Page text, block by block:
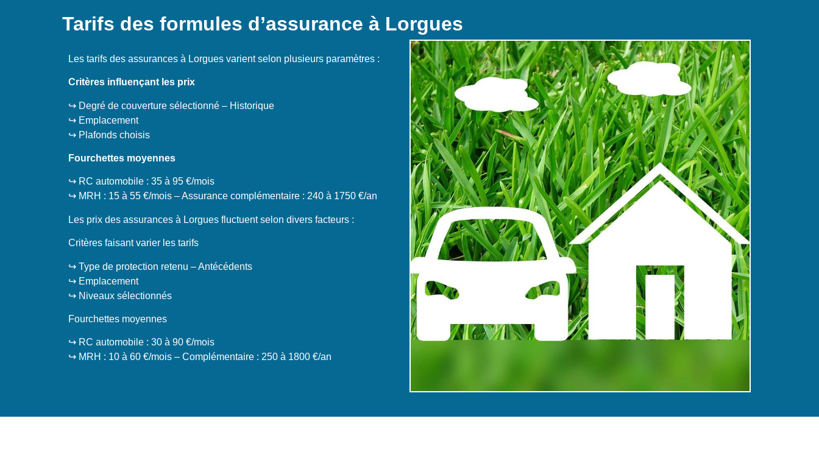
Tarifs des formules d’assurance à Lorgues
Les tarifs des assurances à Lorgues varient selon plusieurs paramètres :
Critères influençant les prix
↪️ Degré de couverture sélectionné – Historique
↪️ Emplacement
↪️ Plafonds choisis
Fourchettes moyennes
↪️ RC automobile : 35 à 95 €/mois
↪️ MRH : 15 à 55 €/mois – Assurance complémentaire : 240 à 1750 €/an
Les prix des assurances à Lorgues fluctuent selon divers facteurs :
Critères faisant varier les tarifs
↪️ Type de protection retenu – Antécédents
↪️ Emplacement
↪️ Niveaux sélectionnés
Fourchettes moyennes
↪️ RC automobile : 30 à 90 €/mois
↪️ MRH : 10 à 60 €/mois – Complémentaire : 250 à 1800 €/an